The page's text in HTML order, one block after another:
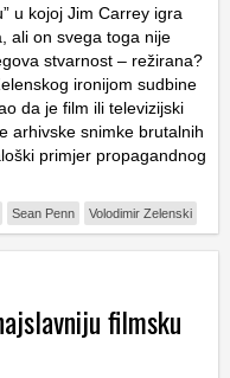
u kojoj Jim Carrey igra
ali on svega toga nije
stvarnost – režirana?
ironijom sudbine
da je film ili televizijski
arhivske snimke brutalnih
primjer propagandnog
Sean Penn Volodimir Zelenski
filmsku